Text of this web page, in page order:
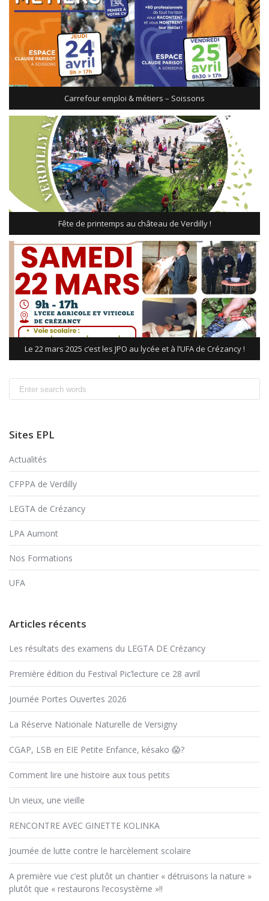
Carrefour emploi & métiers – Soissons
Fête de printemps au château de Verdilly !
Le 22 mars 2025 c’est les JPO au lycée et à l’UFA de Crézancy !
Search
Sites EPL
Actualités
CFPPA de Verdilly
LEGTA de Crézancy
LPA Aumont
Nos Formations
UFA
Articles récents
Les résultats des examens du LEGTA DE Crézancy
Première édition du Festival Pic’lecture ce 28 avril
Journée Portes Ouvertes 2026
La Réserve Nationale Naturelle de Versigny
CGAP, LSB en EIE Petite Enfance, késako 😱?
Comment lire une histoire aux tous petits
Un vieux, une vieille
RENCONTRE AVEC GINETTE KOLINKA
Journée de lutte contre le harcèlement scolaire
A première vue c’est plutôt un chantier « détruisons la nature »
plutôt que « restaurons l’ecosystème »!!